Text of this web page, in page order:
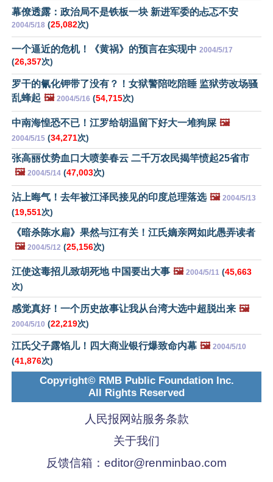
幕僚透露：政治局不是铁板一块 新进军委的忐忑不安
2004/5/18 (25,082次)
一个逼近的危机！《黄祸》的预言在实现中 2004/5/17
(26,357次)
罗干的氰化钾带了没有？！女狱警陪吃陪睡 监狱劳改场骚
乱蜂起 🖼️ 2004/5/16 (54,715次)
中南海惶恐不已！江罗给胡温留下好大一堆狗屎 🖼️
2004/5/15 (34,271次)
张高丽仗势血口大喷姜春云 二千万农民揭竿愤起25省市
🖼️ 2004/5/14 (47,003次)
沾上晦气！去年被江泽民接见的印度总理落选 🖼️ 2004/5/13
(19,551次)
《暗杀陈水扁》果然与江有关！江氏嫡亲网如此愚弄读者
🖼️ 2004/5/12 (25,156次)
江使这毒招儿致胡死地 中国要出大事 🖼️ 2004/5/11 (45,663
次)
感觉真好！一个历史故事让我从台湾大选中超脱出来 🖼️
2004/5/10 (22,219次)
江氏父子露馅儿！四大商业银行爆致命内幕 🖼️ 2004/5/10
(41,876次)
Copyright© RMB Public Foundation Inc.
All Rights Reserved
人民报网站服务条款
关于我们
反馈信箱： editor@renminbao.com